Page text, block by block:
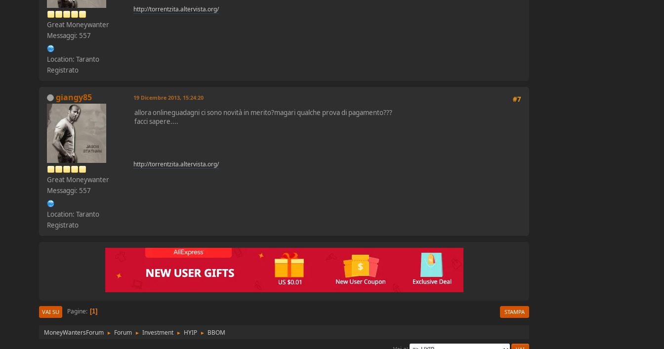
Great Moneywanter
Messaggi: 557
Location: Taranto
Registrato
http://torrentzita.altervista.org/
giangy85
Great Moneywanter
Messaggi: 557
Location: Taranto
Registrato
#7
19 Dicembre 2013, 15:24:20
allora onlineguadagni ci sono novità in merito?magari qualche prova di pagamento???
facci sapere....
http://torrentzita.altervista.org/
STAMPA
VAI SU Pagine 1
MoneyWantersForum ► Forum ► Investment ► HYIP ►
BBOM